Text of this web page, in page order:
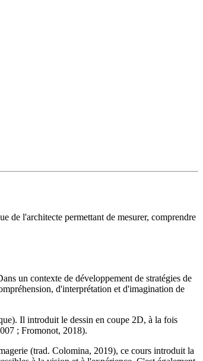
de l'architecte permettant de mesurer, comprendre
un contexte de développement de stratégies de
d'interprétation et d'imagination de
Il introduit le dessin en coupe 2D, à la fois
; Fromonot, 2018).
(trad. Colomina, 2019), ce cours introduit la